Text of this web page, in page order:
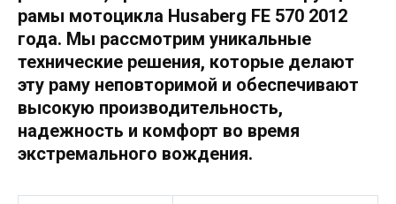
рамы мотоцикла Husaberg FE 570 2012
года. Мы рассмотрим уникальные
технические решения, которые делают
эту раму неповторимой и обеспечивают
высокую производительность,
надежность и комфорт во время
экстремального вождения.